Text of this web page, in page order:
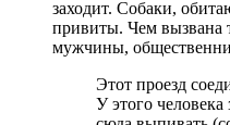
заходит. Собаки,
привиты. Чем вызвана
мужчины,
Этот проезд
У этого человека